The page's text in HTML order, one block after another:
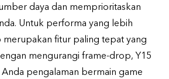
daya dan memprioritaskan
Untuk performa yang lebih
fitur paling tepat yang
mengurangi frame-drop, Y15
pengalaman bermain game